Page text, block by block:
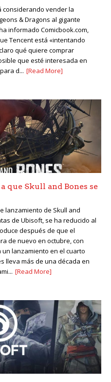
considerando vender la
& Dragons al gigante
informado Comicbook.com,
Tencent está «intentando
qué quiere comprar
que esté interesada en
d... [Read More]
que Skull and Bones se
lanzamiento de Skull and
de Ubisoft, se ha reducido al
después de que el
de nuevo en octubre, con
lanzamiento en el cuarto
lleva más de una década en
[Read More]